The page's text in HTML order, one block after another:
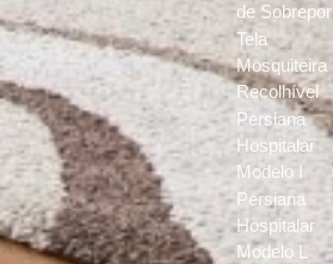
de Sobrepor
Tela
Mosquiteira
Recolhível
Persiana
Hospitalar
Modelo I
Persiana
Hospitalar
Modelo L